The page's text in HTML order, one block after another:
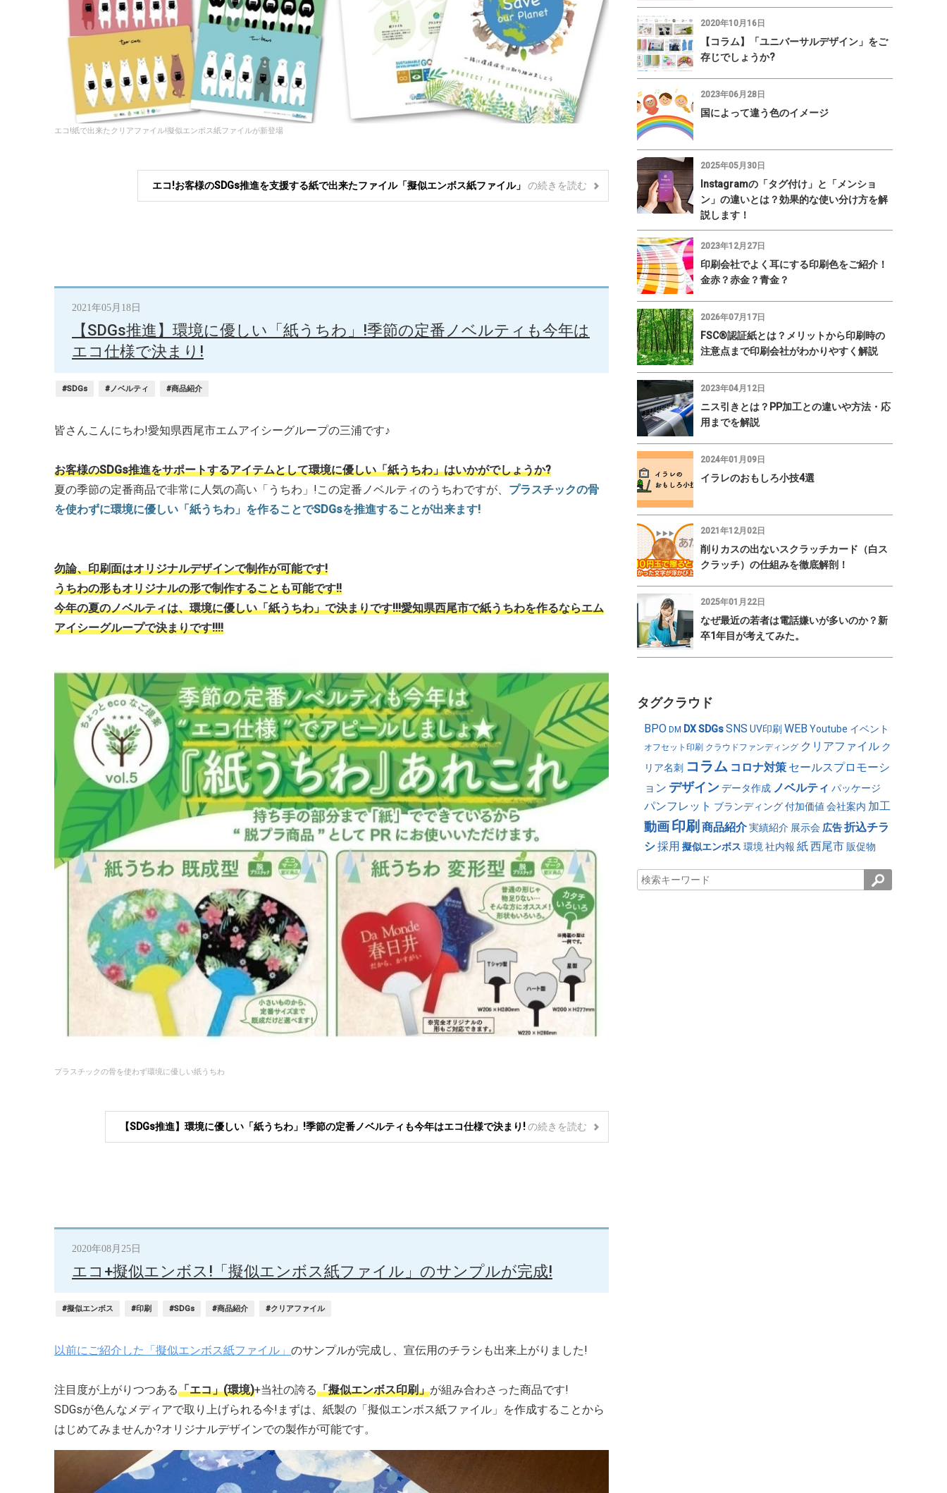
エコ!紙で出来たクリアファイル!擬似エンボス紙ファイルが新登場
エコ!お客様のSDGs推進を支援する紙で出来たファイル「擬似エンボス紙ファイル」 の続きを読む
2021年05月18日
【SDGs推進】環境に優しい「紙うちわ」!季節の定番ノベルティも今年は
エコ仕様で決まり!
#SDGs #ノベルティ #商品紹介
皆さんこんにちわ!愛知県西尾市エムアイシーグループの三浦です♪
お客様のSDGs推進をサポートするアイテムとして環境に優しい「紙うちわ」はいかがでしょうか?
夏の季節の定番商品で非常に人気の高い「うちわ」!この定番ノベルティのうちわですが、 プラスチックの骨
を使わずに環境に優しい「紙うちわ」を作ることでSDGsを推進することが出来ます!
勿論、印刷面はオリジナルデザインで制作が可能です!
うちわの形もオリジナルの形で制作することも可能です!!
今年の夏のノベルティは、環境に優しい「紙うちわ」で決まりです!!!愛知県西尾市で紙うちわを作るならエム
アイシーグループで決まりです!!!!
プラスチックの骨を使わず環境に優しい紙うちわ
【SDGs推進】環境に優しい「紙うちわ」!季節の定番ノベルティも今年はエコ仕様で決まり!の続きを読む
2020年08月25日
エコ+擬似エンボス!「擬似エンボス紙ファイル」のサンプルが完成!
#擬似エンボス #印刷 #SDGs #商品紹介 #クリアファイル
以前にご紹介した「擬似エンボス紙ファイル」 のサンプルが完成し、宣伝用のチラシも出来上がりました!
注目度が上がりつつある「エコ」(環境)+当社の誇る「擬似エンボス印刷」が組み合わさった商品です!
SDGsが色んなメディアで取り上げられる今!まずは、紙製の「擬似エンボス紙ファイル」を作成することから
はじめてみませんか?オリジナルデザインでの製作が可能です。
2020年10月16日
【コラム】「ユニバーサルデザイン」をご
存じでしょうか?
2023年06月28日
国によって違う色のイメージ
2025年05月30日
Instagramの「タグ付け」と「メンショ
ン」の違いとは？効果的な使い分け方を解
説します！
2023年12月27日
印刷会社でよく耳にする印刷色をご紹介！
金赤？赤金？青金？
2026年07月17日
FSC®認証紙とは？メリットから印刷時の
注意点まで印刷会社がわかりやすく解説
2023年04月12日
ニス引きとは？PP加工との違いや方法・応
用までを解説
2024年01月09日
イラレのおもしろ小技4選
2021年12月02日
削りカスの出ないスクラッチカード（白ス
クラッチ）の仕組みを徹底解剖！
2025年01月22日
なぜ最近の若者は電話嫌いが多いのか？新
卒1年目が考えてみた。
タグクラウド
BPO DM DX SDGs SNS UV印刷 WEB Youtube イベント
オフセット印刷 クラウドファンディング クリアファイル ク
リア名刺 コラム コロナ対策 セールスプロモーシ
ョン デザイン データ作成 ノベルティ パッケージ
パンフレット ブランディング 付加価値 会社案内 加工
動画 印刷 商品紹介 実績紹介 展示会 広告 折込チラ
シ採用 擬似エンボス 環境 社内報 紙西尾市 販促物